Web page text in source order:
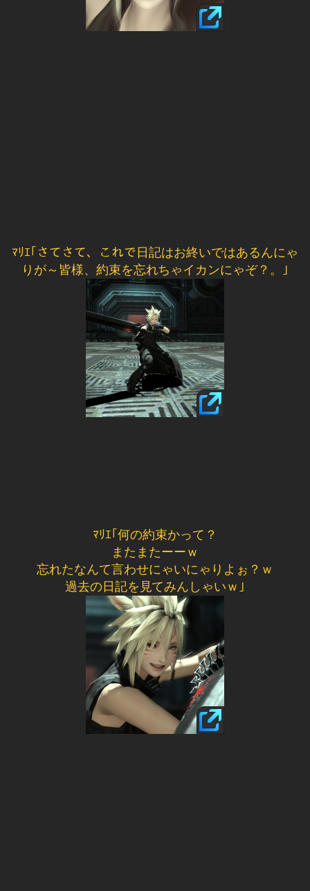
ﾏﾘｴ｢さてさて、これで日記はお終いではあるんにゃ
りが～皆様、約束を忘れちゃイカンにゃぞ？。｣
ﾏﾘｴ｢何の約束かって？
またまたーーｗ
忘れたなんて言わせにゃいにゃりよぉ？ｗ
過去の日記を見てみんしゃいｗ｣